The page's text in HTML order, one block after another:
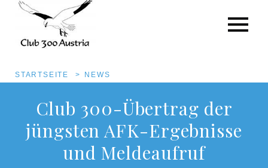
Direkt
zum
Inhalt
Pfadnavigation
STARTSEITE NEWS
Club 300-Übertrag der
jüngsten AFK-Ergebnisse
und Meldeaufruf